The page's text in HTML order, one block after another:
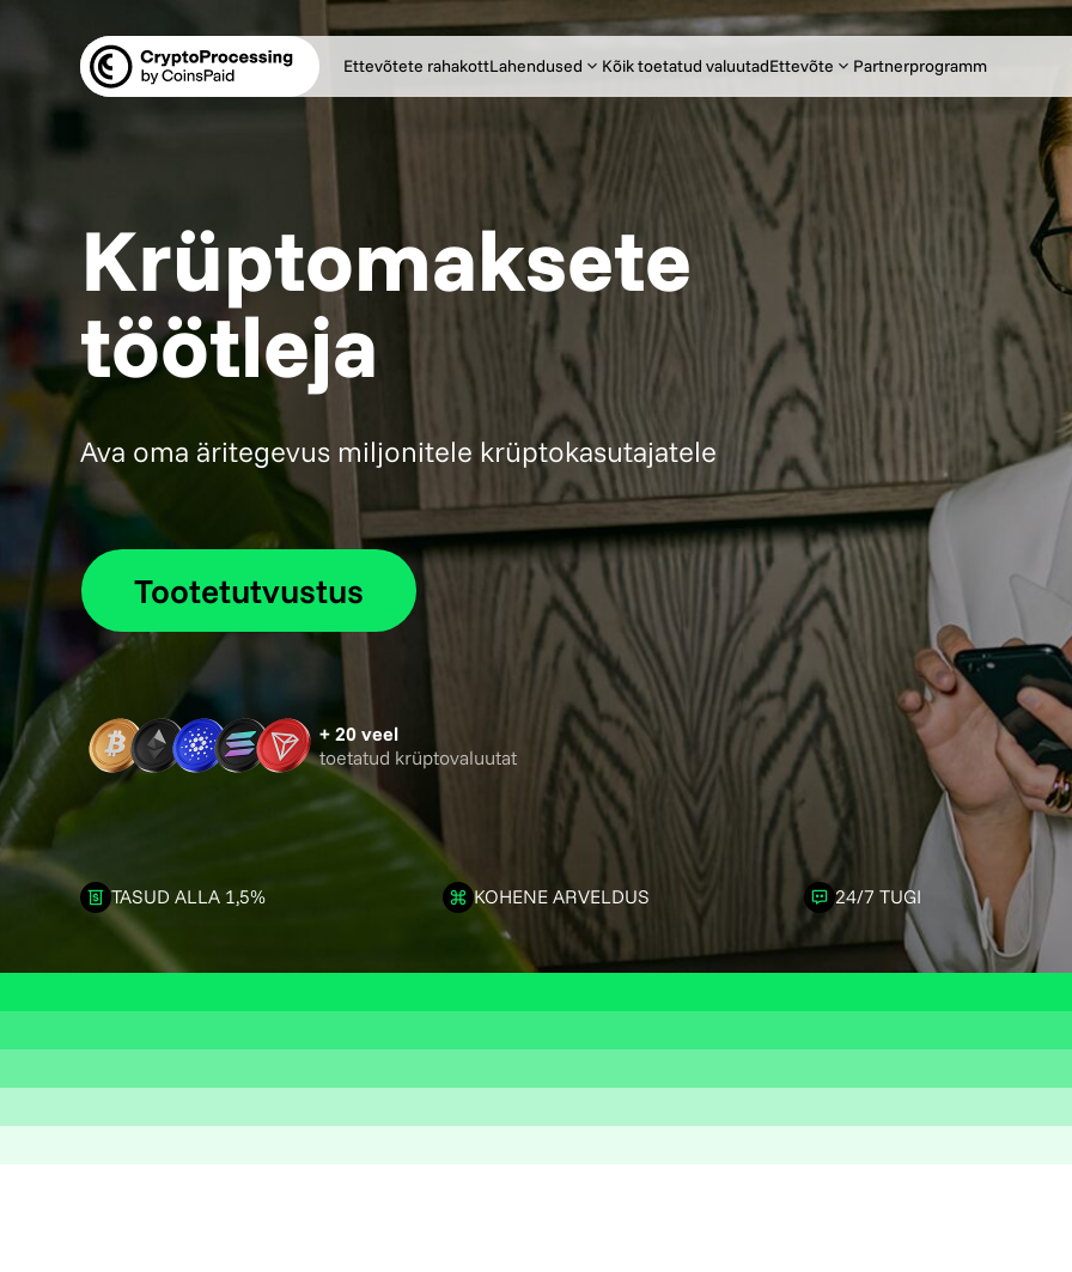
Ettevõtete rahakottLahendused Kõik toetatud valuutadEttevõte Partnerprogramm
Krüptomaksete
töötleja
Ava oma äritegevus miljonitele krüptokasutajatele
Tootetutvustus
+ 20 veel
toetatud krüptovaluutat
TASUD ALLA 1,5% KOHENE ARVELDUS 24/7 TUGI